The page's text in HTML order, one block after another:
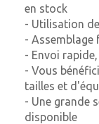
en stock
- Utilisation
- Assemblage
- Envoi
- Vous
tailles et
- Une grande
disponible